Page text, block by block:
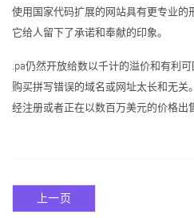
使用国家代码扩展的网站具有更专业的
它给人留下了承诺和奉献的印象。
.pa仍然开放给数以千计的溢价和有利
购买拼写错误的域名或网址太长和无
经注册或者正在以数百万美元的价格出
上一页